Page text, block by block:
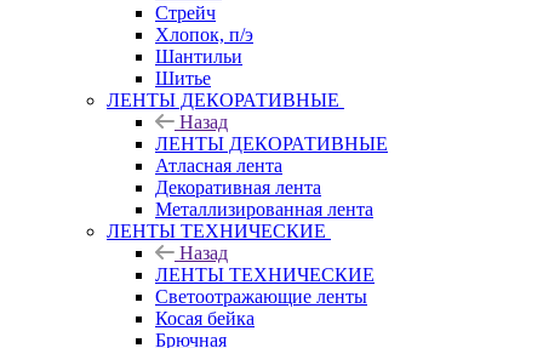
Стрейч
Хлопок, п/э
Шантильи
Шитье
ЛЕНТЫ ДЕКОРАТИВНЫЕ
Назад
ЛЕНТЫ ДЕКОРАТИВНЫЕ
Атласная лента
Декоративная лента
Металлизированная лента
ЛЕНТЫ ТЕХНИЧЕСКИЕ
Назад
ЛЕНТЫ ТЕХНИЧЕСКИЕ
Светоотражающие ленты
Косая бейка
Брючная